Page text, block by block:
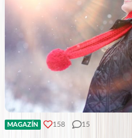
MAGAZÍN 158 15